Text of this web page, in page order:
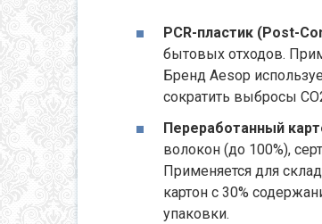
PCR-пластик (Post-
бытовых отходов.
Бренд Aesop
сократить выбросы
Переработанный
волокон (до 100%),
Применяется для
картон с 30%
упаковки.